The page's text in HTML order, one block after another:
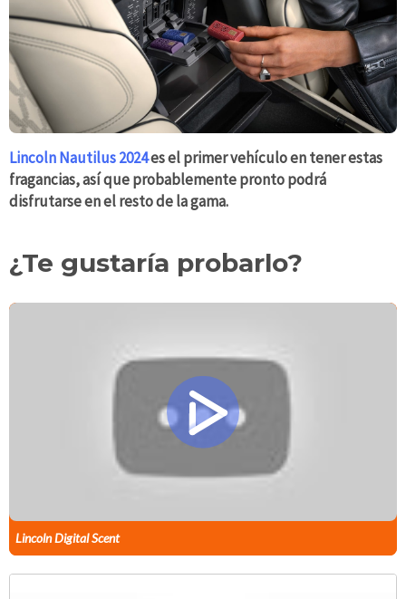
Lincoln Nautilus 2024es el primer vehículo en tener estas
fragancias, así que probablemente pronto podrá
disfrutarse en el resto de la gama.
¿Te gustaría probarlo?
Lincoln Digital Scent